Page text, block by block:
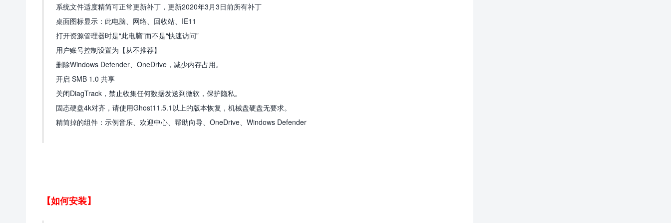
系统文件适度精简可正常更新补丁，更新2020年3月3日前所有补丁
桌面图标显示：此电脑、网络、回收站、IE11
打开资源管理器时是“此电脑”而不是“快速访问”
用户账号控制设置为【从不推荐】
删除Windows Defender、OneDrive，减少内存占用。
开启 SMB 1.0 共享
关闭DiagTrack，禁止收集任何数据发送到微软，保护隐私。
固态硬盘4k对齐，请使用Ghost11.5.1以上的版本恢复，机械盘硬盘无要求。
精简掉的组件：示例音乐、欢迎中心、帮助向导、OneDrive、Windows Defender
【如何安装】